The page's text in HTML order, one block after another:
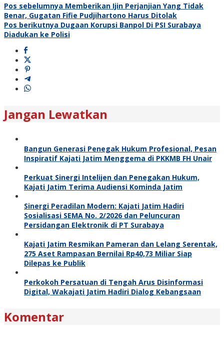
Pos sebelumnya Memberikan Ijin Perjanjian Yang Tidak
Benar, Gugatan Fifie Pudjihartono Harus Ditolak
Pos berikutnya Dugaan Korupsi Banpol Di PSI Surabaya
Diadukan ke Polisi
Jangan Lewatkan
Bangun Generasi Penegak Hukum Profesional, Pesan
Inspiratif Kajati Jatim Menggema di PKKMB FH Unair
Perkuat Sinergi Intelijen dan Penegakan Hukum,
Kajati Jatim Terima Audiensi Kominda Jatim
Sinergi Peradilan Modern: Kajati Jatim Hadiri
Sosialisasi SEMA No. 2/2026 dan Peluncuran
Persidangan Elektronik di PT Surabaya
Kajati Jatim Resmikan Pameran dan Lelang Serentak,
275 Aset Rampasan Bernilai Rp40,73 Miliar Siap
Dilepas ke Publik
Perkokoh Persatuan di Tengah Arus Disinformasi
Digital, Wakajati Jatim Hadiri Dialog Kebangsaan
Komentar